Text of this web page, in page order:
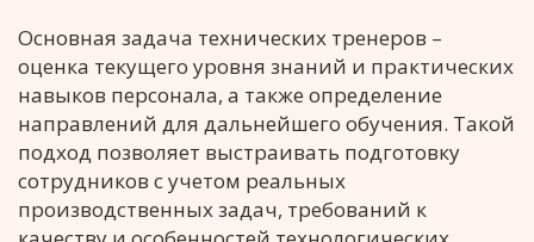
Основная задача технических тренеров –
оценка текущего уровня знаний и практических
навыков персонала, а также определение
направлений для дальнейшего обучения. Такой
подход позволяет выстраивать подготовку
сотрудников с учетом реальных
производственных задач, требований к